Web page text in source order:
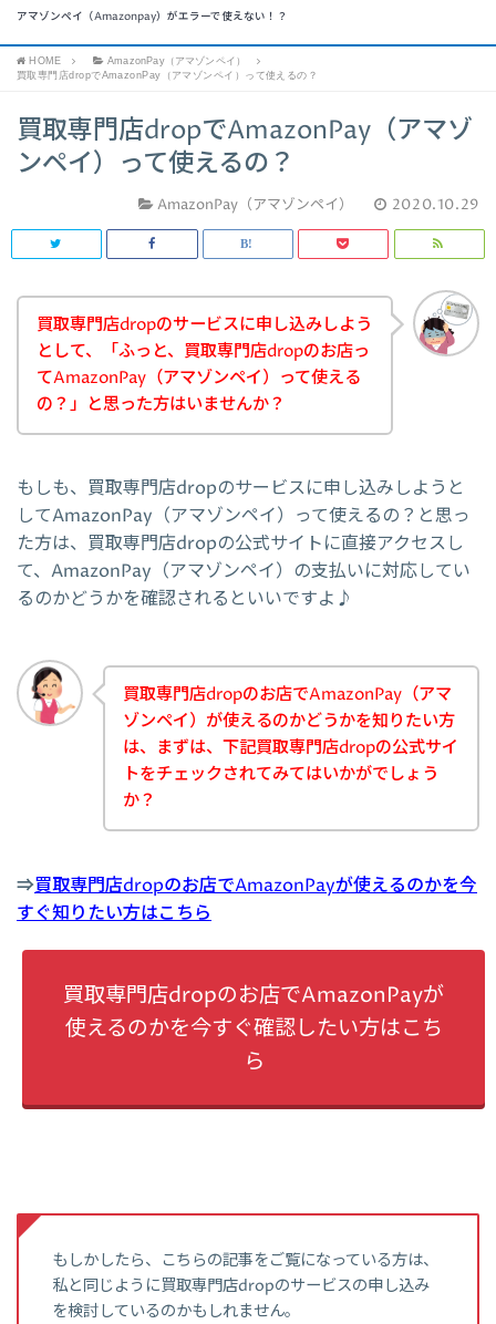
アマゾンペイ（Amazonpay）がエラーで使えない！？
HOME
AmazonPay（アマゾンペイ）
買取専門店dropでAmazonPay（アマゾンペイ）って使えるの？
買取専門店dropでAmazonPay（アマゾ
ンペイ）って使えるの？
AmazonPay（アマゾンペイ） 2020.10.29
買取専門店dropのサービスに申し込みしよう
として、「ふっと、買取専門店dropのお店っ
てAmazonPay（アマゾンペイ）って使える
の？」と思った方はいませんか？
もしも、買取専門店dropのサービスに申し込みしようと
してAmazonPay（アマゾンペイ）って使えるの？と思っ
た方は、買取専門店dropの公式サイトに直接アクセスし
て、AmazonPay（アマゾンペイ）の支払いに対応してい
るのかどうかを確認されるといいですよ♪
買取専門店dropのお店でAmazonPay（アマ
ゾンペイ）が使えるのかどうかを知りたい方
は、まずは、下記買取専門店dropの公式サイ
トをチェックされてみてはいかがでしょう
か？
⇒買取専門店dropのお店でAmazonPayが使えるのかを今
すぐ知りたい方はこちら
買取専門店dropのお店でAmazonPayが
使えるのかを今すぐ確認したい方はこち
ら
もしかしたら、こちらの記事をご覧になっている方は、
私と同じように買取専門店dropのサービスの申し込み
を検討しているのかもしれません。